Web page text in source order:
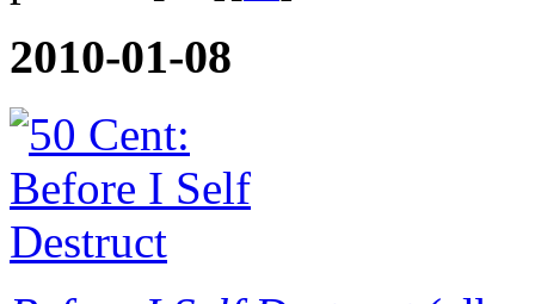
på min […][
2010-01-08